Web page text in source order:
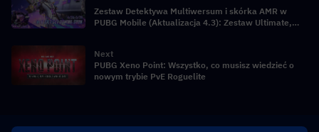
Zestaw Detektywa Multiwersum i skórka AMR w
PUBG Mobile (Aktualizacja 4.3): Zestaw Ultimate,
Next
PUBG Xeno Point: Wszystko, co musisz wiedzieć o
nowym trybie PvE Roguelite